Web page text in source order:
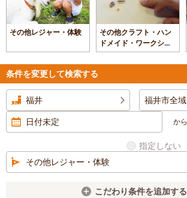
その他レジャー・体験
その他クラフト・ハン
ドメイド・ワークショ
ップ
条件を変更して検索する
福井 福井市全域
から
指定しない
その他レジャー・体験
こだわり条件を追加する